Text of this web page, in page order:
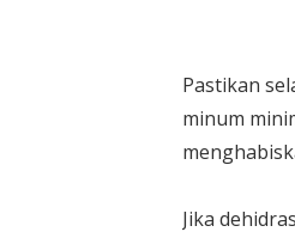
Pastikan
minum
Jika